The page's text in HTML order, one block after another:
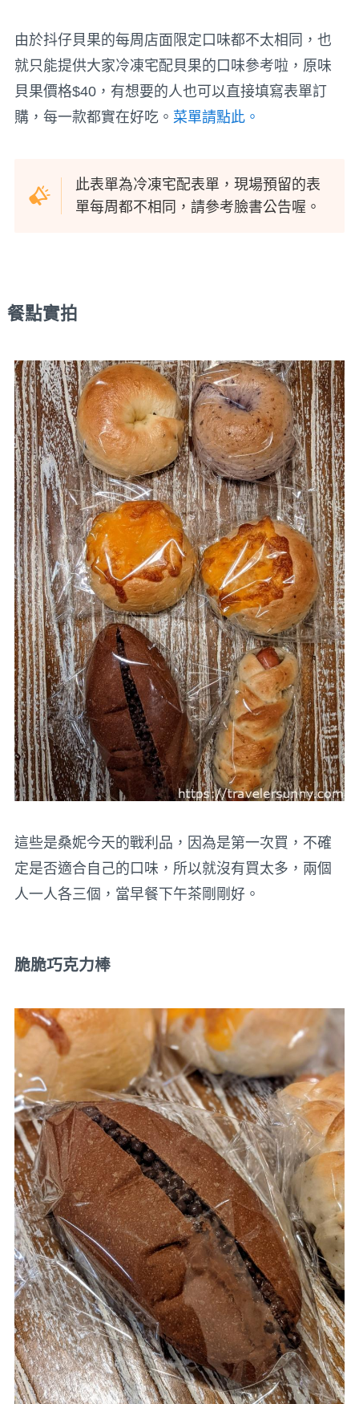
由於抖仔貝果的每周店面限定口味都不太相同，也
就只能提供大家冷凍宅配貝果的口味參考啦，原味
貝果價格$40，有想要的人也可以直接填寫表單訂
購，每一款都實在好吃。 菜單請點此。
此表單為冷凍宅配表單，現場預留的表
單每周都不相同，請參考臉書公告喔。
餐點實拍
這些是桑妮今天的戰利品，因為是第一次買，不確
定是否適合自己的口味，所以就沒有買太多，兩個
人一人各三個，當早餐下午茶剛剛好。
脆脆巧克力棒